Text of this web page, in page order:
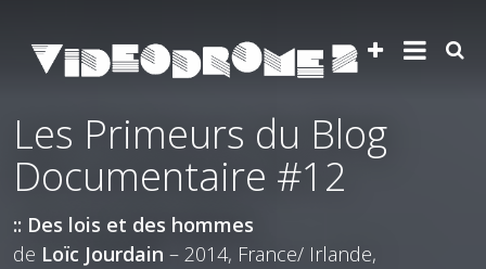
Les Primeurs du Blog
Documentaire #12
:: Des lois et des hommes
de Loïc Jourdain – 2014, France/ Irlande,